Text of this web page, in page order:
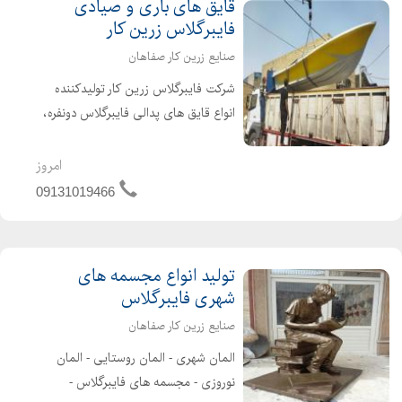
قایق های باری و صیادی
فایبرگلاس زرین کار
صنایع زرین کار صفاهان
شرکت فایبرگلاس زرین کار تولیدکننده
انواع قایق های پدالی فایبرگلاس دونفره،
مخصوص کودکان در طرح های مختلف
قو-ماشینی-فولکسی-سه چرخه-دوچرخه
امروز
09131019466
تولید انواع مجسمه های
شهری فایبرگلاس
صنایع زرین کار صفاهان
المان شهری - المان روستایی - المان
نوروزی - مجسمه های فایبرگلاس -